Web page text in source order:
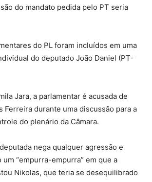
do mandato pedida pelo PT seria
do PL foram incluídos em uma
do deputado João Daniel (PT-
Jara, a parlamentar é acusada de
Ferreira durante uma discussão para a
do plenário da Câmara.
nega qualquer agressão e
“empurra-empurra” em que a
Nikolas, que teria se desequilibrado